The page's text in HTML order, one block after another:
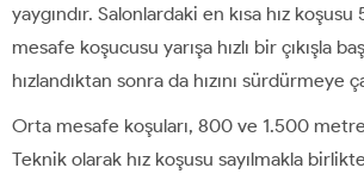
yaygındır. Salonlardaki en kısa hız
mesafe koşucusu yarışa hızlı bir çıkışla
hızlandıktan sonra da hızını sürdürmeye
Orta mesafe koşuları, 800 ve 1.500 metre
Teknik olarak hız koşusu sayılmakla